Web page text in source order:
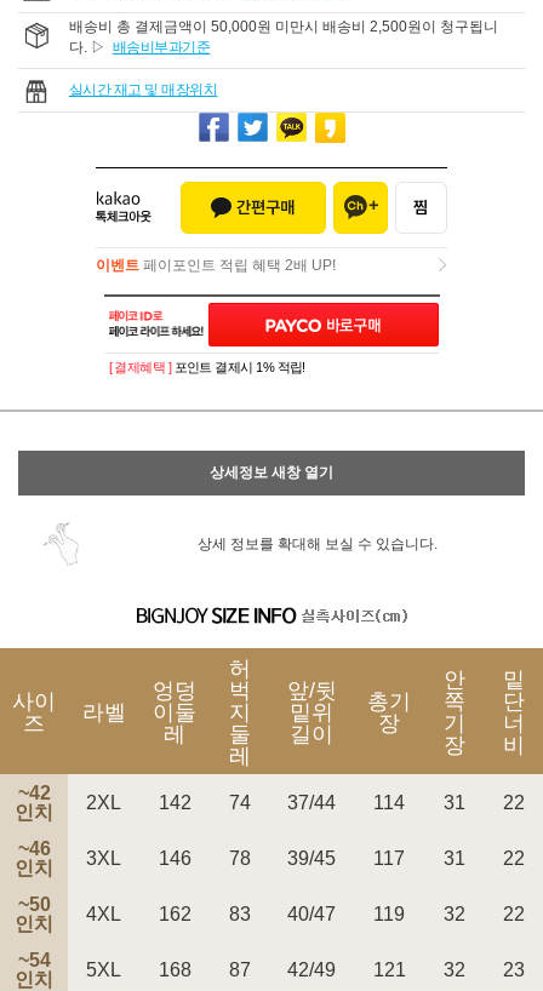
배송비 총 결제금액이 50,000원 미만시 배송비 2,500원이 청구됩니
다. ▷ 배송비부과기준
실시간 재고 및 매장위치
이벤트 페이포인트 적립 혜택 2배 UP!
이벤트페이포인트 적립 혜택 2배 UP!
페이코 ID로 페
PAYCO 바로구매
[ 결제혜택 ] 포인트 결제시 1% 적립!
상세정보 새창 열기
상세 정보를 확대해 보실 수 있습니다.
사이
즈
라벨
엉덩
이둘
레
허
벅
지
둘
레
앞/뒷
밑위
길이
총기
장
안
쪽
기
장
밑
단
너
비
~42
인치
2XL 142 74 37/44 114 31 22
~46
인치
3XL 146 78 39/45 117 31 22
~50
인치
4XL 162 83 40/47 119 32 22
~54
인치
5XL 168 87 42/49 121 32 23